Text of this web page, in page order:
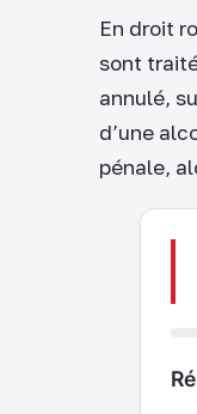
En droit
sont
annulé,
d’une
pénale,